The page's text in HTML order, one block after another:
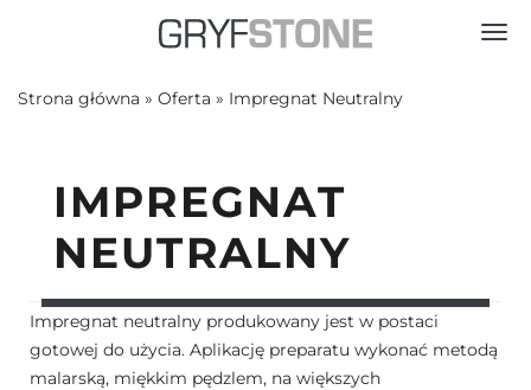
Strona główna » Oferta » Impregnat Neutralny
IMPREGNAT
NEUTRALNY
Impregnat neutralny produkowany jest w postaci
gotowej do użycia. Aplikację preparatu wykonać metodą
malarską, miękkim pędzlem, na większych